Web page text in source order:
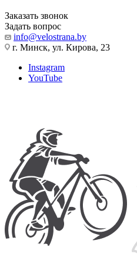
Заказать звонок
Задать вопрос
info@velostrana.by
г. Минск, ул. Кирова, 23
Instagram
YouTube